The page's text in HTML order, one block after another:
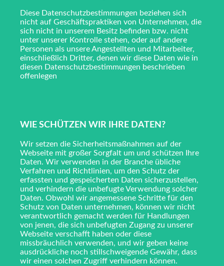
Diese Datenschutzbestimmungen beziehen sich
nicht auf Geschäftspraktiken von Unternehmen, die
sich nicht in unserem Besitz befinden bzw. nicht
unter unserer Kontrolle stehen, oder auf andere
Personen als unsere Angestellten und Mitarbeiter,
einschließlich Dritter, denen wir diese Daten wie in
diesen Datenschutzbestimmungen beschrieben
offenlegen
WIE SCHÜTZEN WIR IHRE DATEN?
Wir setzen die Sicherheitsmaßnahmen auf der
Webseite mit großer Sorgfalt um und schützen Ihre
Daten. Wir verwenden in der Branche übliche
Verfahren und Richtlinien, um den Schutz der
erfassten und gespeicherten Daten sicherzustellen,
und verhindern die unbefugte Verwendung solcher
Daten. Obwohl wir angemessene Schritte für den
Schutz von Daten unternehmen, können wir nicht
verantwortlich gemacht werden für Handlungen
von jenen, die sich unbefugten Zugang zu unserer
Webseite verschafft haben oder diese
missbräuchlich verwenden, und wir geben keine
ausdrückliche noch stillschweigende Gewähr, dass
wir einen solchen Zugriff verhindern können.